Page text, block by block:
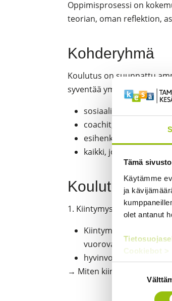
Tämä
Käytämme
ja
olet antanut
Cookiebot >
Oppimisprosessi on
teorian, oman reflektion,
Kohderyhmä
Koulutus on suunnattu
syventää ymmärrystään
sosiaali-, terveys- ja
coachit, työnohjaajat ja
esihenkilöt ja HR-
kaikki, jotka haluavat
1. Kiintymyssuhdeteorian
Kiintymyssuhteiden
vuorovaikutukseen ja
hyvinvointiin.
→ Miten kiintymyssuhde